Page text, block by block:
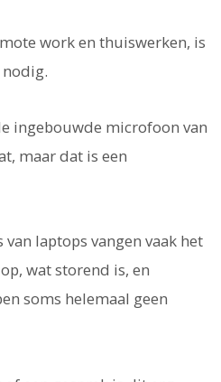
work en thuiswerken, is
ingebouwde microfoon van
maar dat is een
laptops vangen vaak het
wat storend is, en
soms helemaal geen